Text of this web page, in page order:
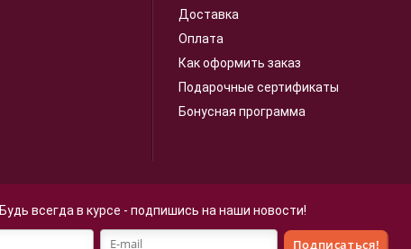
Доставка
Оплата
Как оформить заказ
Подарочные сертификаты
Бонусная программа
Будь всегда в курсе - подпишись на наши новости!